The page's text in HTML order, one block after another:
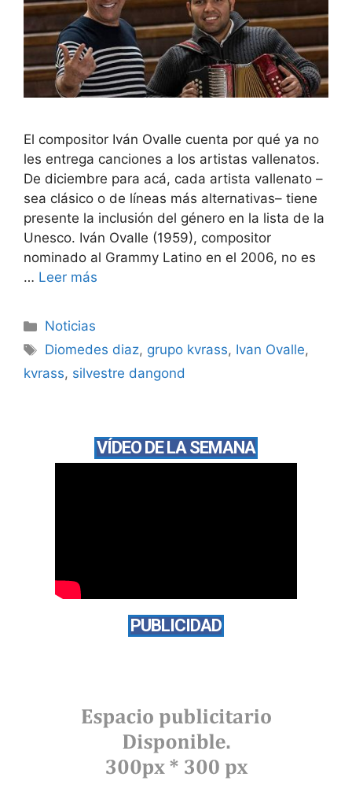
El compositor Iván Ovalle cuenta por qué ya no
les entrega canciones a los artistas vallenatos.
De diciembre para acá, cada artista vallenato –
sea clásico o de líneas más alternativas– tiene
presente la inclusión del género en la lista de la
Unesco. Iván Ovalle (1959), compositor
nominado al Grammy Latino en el 2006, no es
… Leer más
Noticias
Diomedes diaz, grupo kvrass, Ivan Ovalle,
kvrass, silvestre dangond
VÍDEO DE LA SEMANA
PUBLICIDAD